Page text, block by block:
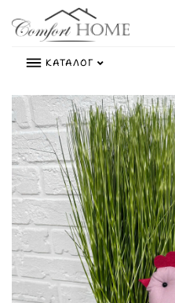
КАТАЛОГ